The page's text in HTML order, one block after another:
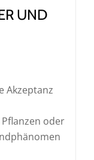
UND
Akzeptanz
oder